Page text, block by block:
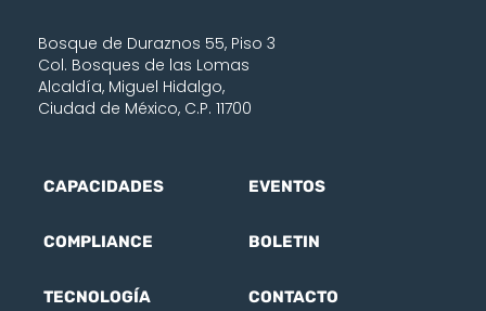
Bosque de Duraznos 55, Piso 3
Col. Bosques de las Lomas
Alcaldía, Miguel Hidalgo,
Ciudad de México, C.P. 11700
CAPACIDADES
COMPLIANCE
TECNOLOGÍA
EVENTOS
BOLETIN
CONTACTO